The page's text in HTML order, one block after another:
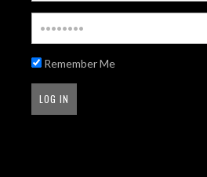
Remember Me